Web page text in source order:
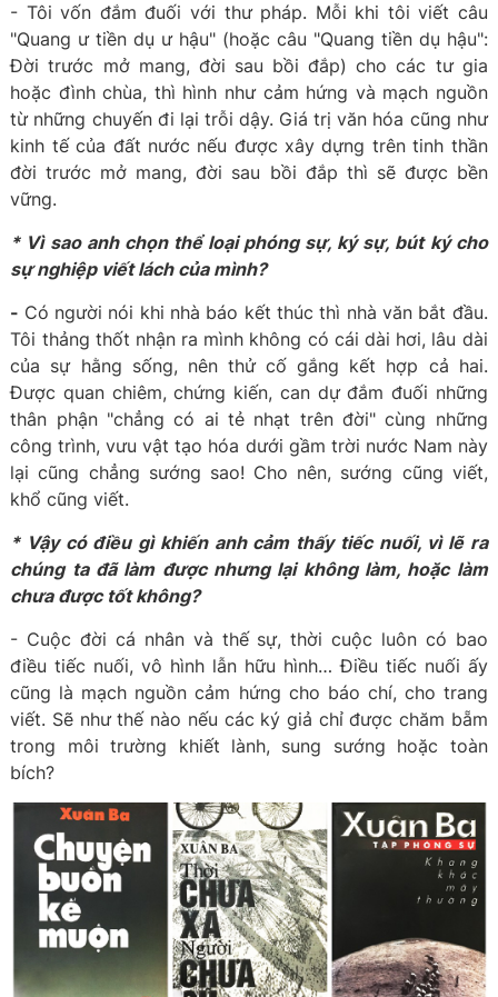
- Tôi vốn đắm đuối với thư pháp. Mỗi khi tôi viết câu
"Quang ư tiền dụ ư hậu" (hoặc câu "Quang tiền dụ hậu":
Đời trước mở mang, đời sau bồi đắp) cho các tư gia
hoặc đình chùa, thì hình như cảm hứng và mạch nguồn
từ những chuyến đi lại trỗi dậy. Giá trị văn hóa cũng như
kinh tế của đất nước nếu được xây dựng trên tinh thần
đời trước mở mang, đời sau bồi đắp thì sẽ được bền
vững.
* Vì sao anh chọn thể loại phóng sự, ký sự, bút ký cho
sự nghiệp viết lách của mình?
- Có người nói khi nhà báo kết thúc thì nhà văn bắt đầu.
Tôi thảng thốt nhận ra mình không có cái dài hơi, lâu dài
của sự hằng sống, nên thử cố gắng kết hợp cả hai.
Được quan chiêm, chứng kiến, can dự đắm đuối những
thân phận "chẳng có ai tẻ nhạt trên đời" cùng những
công trình, vưu vật tạo hóa dưới gầm trời nước Nam này
lại cũng chẳng sướng sao! Cho nên, sướng cũng viết,
khổ cũng viết.
* Vậy có điều gì khiến anh cảm thấy tiếc nuối, vì lẽ ra
chúng ta đã làm được nhưng lại không làm, hoặc làm
chưa được tốtkhông?
- Cuộc đời cá nhân và thế sự, thời cuộc luôn có bao
điều tiếc nuối, vô hình lẫn hữu hình… Điều tiếc nuối ấy
cũng là mạch nguồn cảm hứng cho báo chí, cho trang
viết. Sẽ như thế nào nếu các ký giả chỉ được chăm bẵm
trong môi trường khiết lành, sung sướng hoặc toàn
bích?